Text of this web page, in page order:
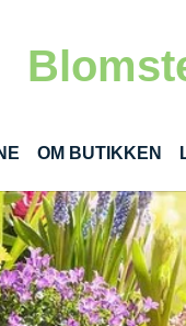
(CURRENT)
OM BUTIKKEN